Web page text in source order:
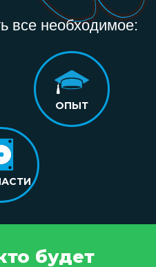
все необходимое:
ОПЫТ
будет